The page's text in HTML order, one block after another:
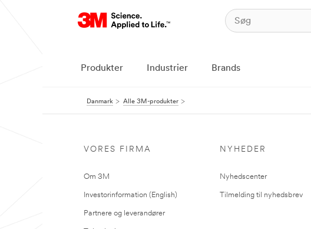
Produkter Industrier Brands
Danmark Alle 3M-produkter
VORES FIRMA
Om 3M
Investorinformation (English)
Partnere og leverandører
NYHEDER
Nyhedscenter
Tilmelding til nyhedsbrev